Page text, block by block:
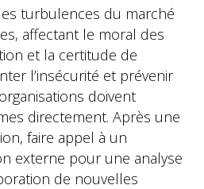
turbulences du marché
affectant le moral des
et la certitude de
l’insécurité et prévenir
doivent
directement. Après une
faire appel à un
externe pour une analyse
de nouvelles